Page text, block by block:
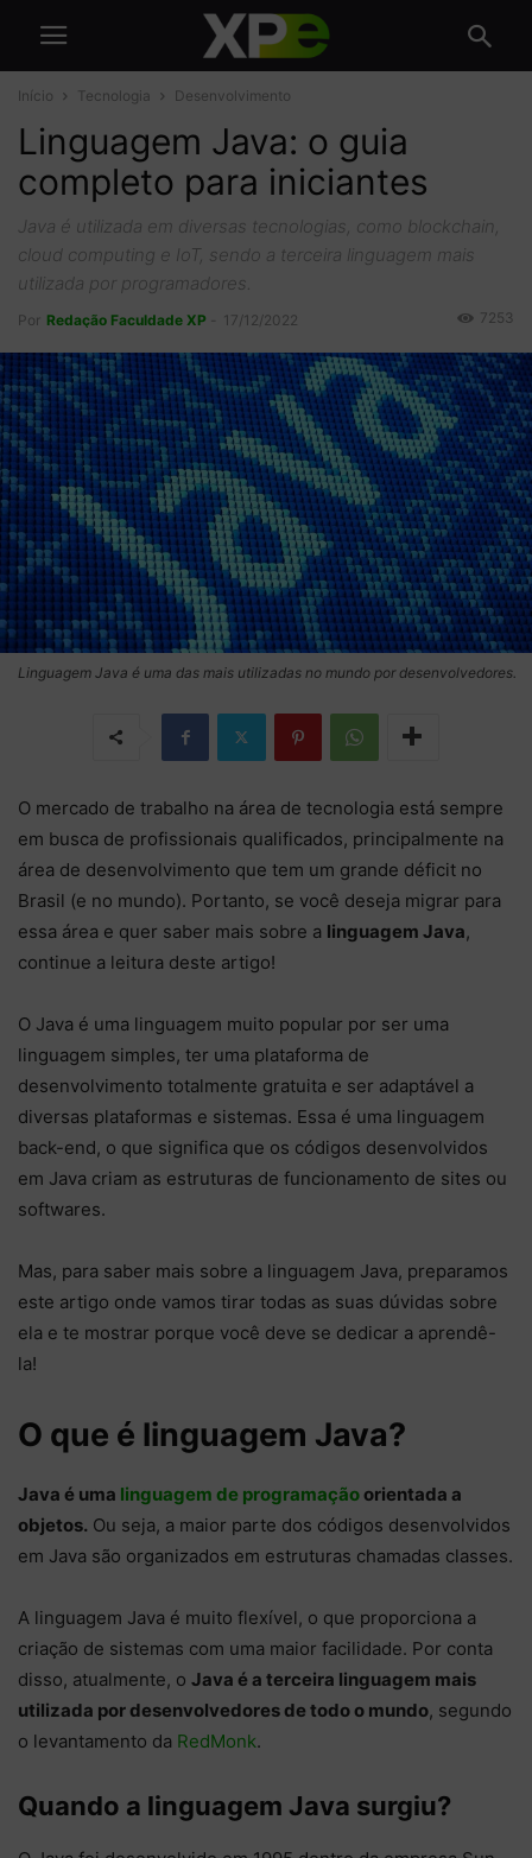
Início Tecnologia Desenvolvimento
Linguagem Java: o guia
completo para iniciantes
Java é utilizada em diversas tecnologias, como blockchain,
cloud computing e IoT, sendo a terceira linguagem mais
utilizada por programadores.
Por Redação Faculdade XP 17/12/2022 7253
Linguagem Java é uma das mais utilizadas no mundo por desenvolvedores.
O mercado de trabalho na área de tecnologia está sempre
em busca de profissionais qualificados, principalmente na
área de desenvolvimento que tem um grande déficit no
Brasil (e no mundo). Portanto, se você deseja migrar para
essa área e quer saber mais sobre a linguagem Java,
continue a leitura deste artigo!
O Java é uma linguagem muito popular por ser uma
linguagem simples, ter uma plataforma de
desenvolvimento totalmente gratuita e ser adaptável a
diversas plataformas e sistemas. Essa é uma linguagem
back-end, o que significa que os códigos desenvolvidos
em Java criam as estruturas de funcionamento de sites ou
softwares.
Mas, para saber mais sobre a linguagem Java, preparamos
este artigo onde vamos tirar todas as suas dúvidas sobre
ela e te mostrar porque você deve se dedicar a aprendê-
la!
O que é linguagem Java?
Java é uma linguagem de programaçãoorientada a
objetos. Ou seja, a maior parte dos códigos desenvolvidos
em Java são organizados em estruturas chamadas classes.
A linguagem Java é muito flexível, o que proporciona a
criação de sistemas com uma maior facilidade. Por conta
disso, atualmente, o Java é a terceira linguagem mais
utilizada por desenvolvedores de todo o mundo, segundo
o levantamento da RedMonk.
Quando a linguagem Java surgiu?